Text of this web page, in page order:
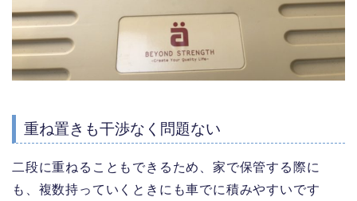
重ね置きも干渉なく問題ない
二段に重ねることもできるため、家で保管する際に
も、複数持っていくときにも車でに積みやすいです